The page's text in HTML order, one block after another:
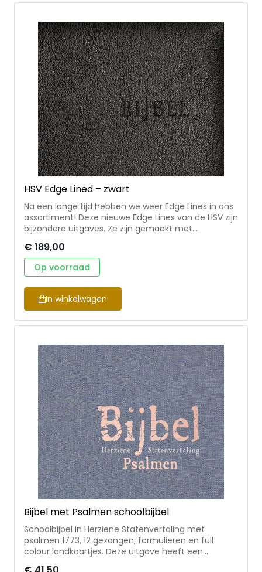
HSV Edge Lined – zwart
Na een lange tijd hebben we weer Edge Lines in ons
assortiment! Deze nieuwe Edge Lines van de HSV zijn
bijzondere uitgaves. Ze zijn gemaakt met
kleinste details en hebben een luxe uitstraling. Het
omslag is gemaakt van flexibel leer, waardoor de
Bijbel prettig in de hand ligt en soepel openslaat.
Omdat een Edge Line van de HSV zo fijn openslaat,
is het een waardevol cadeau bij speciale
gelegenheden of een praktische Bijbel voor dagelijks
gebruik. Afmetingen zijn 15x23cm “Zeer goede
kwaliteit, handige doorverwijzingen en zeer goed
van hoge kwaliteit samengebonden, dus een Bijbel
die heel lang meegaat. Ben er zelf heel tevreden
mee" - G. Biervliet over de oude HSV Edge Line
€ 189,00
Op voorraad
In winkelwagen
Bijbel met Psalmen schoolbijbel
Schoolbijbel in Herziene Statenvertaling met
psalmen 1773, 12 gezangen, formulieren en full
colour landkaartjes. Deze uitgave heeft een